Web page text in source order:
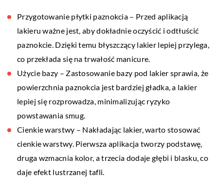
Przygotowanie płytki paznokcia – Przed aplikacją
lakieru ważne jest, aby dokładnie oczyścić i odtłuścić
paznokcie. Dzięki temu błyszczący lakier lepiej przylega,
co przekłada się na trwałość manicure.
Użycie bazy – Zastosowanie bazy pod lakier sprawia, że
powierzchnia paznokcia jest bardziej gładka, a lakier
lepiej się rozprowadza, minimalizując ryzyko
powstawania smug.
Cienkie warstwy – Nakładając lakier, warto stosować
cienkie warstwy. Pierwsza aplikacja tworzy podstawę,
druga wzmacnia kolor, a trzecia dodaje głębi i blasku, co
daje efekt lustrzanej tafli.